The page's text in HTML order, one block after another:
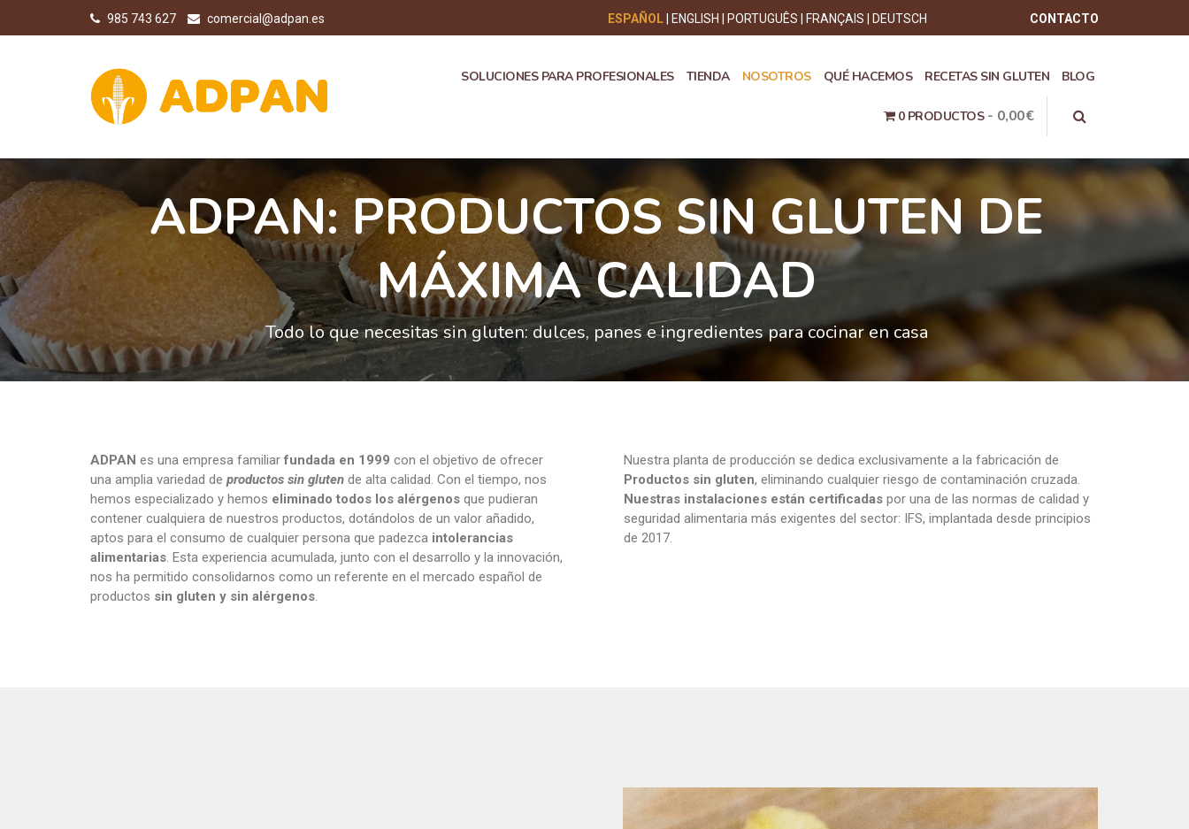
985 743 627 comercial@adpan.es CONTACTO
ESPAÑOL ENGLISH PORTUGUÊS FRANÇAIS DEUTSCH
SOLUCIONES PARA PROFESIONALES TIENDA NOSOTROS QUÉ HACEMOS RECETAS SIN GLUTEN BLOG
0 PRODUCTOS 0,00€
ADPAN: PRODUCTOS SIN GLUTEN DE
MÁXIMA CALIDAD
ADPAN es una empresa familiarfundada en 1999 con el objetivo de ofrecer
una amplia variedad de productos sin gluten de alta calidad. Con el tiempo, nos
hemos especializado y hemos eliminado todos los alérgenos que pudieran
contener cualquiera de nuestros productos, dotándolos de un valor añadido,
aptos para el consumo de cualquier persona que padezca intolerancias
alimentarias . Esta experiencia acumulada, junto con el desarrollo y la innovación,
nos ha permitido consolidarnos como un referente en el mercado español de
productos sin gluten y sin alérgenos
Nuestra planta de producción se dedica exclusivamente a la fabricación de
Productos sin gluten, eliminando cualquier riesgo de contaminación cruzada.
Nuestras instalaciones están certificadas por una de las normas de calidad y
seguridad alimentaria más exigentes del sector: IFS, implantada desde principios
de 2017.